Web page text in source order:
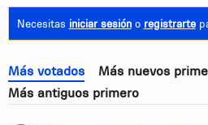
Necesitas iniciar sesióno registrarte
Más votados
Más nuevos
Más antiguos primero